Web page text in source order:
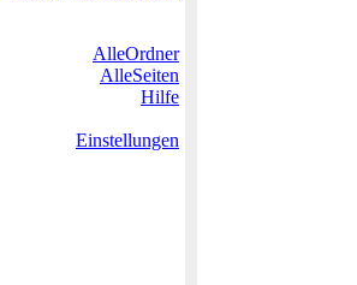
AlleOrdner
AlleSeiten
Hilfe
Einstellungen